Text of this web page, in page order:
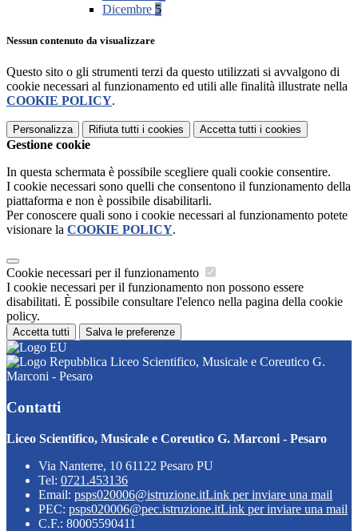
Dicembre 5
Nessun contenuto da visualizzare
Questo sito o gli strumenti terzi da questo utilizzati si avvalgono di
cookie necessari al funzionamento ed utili alle finalità illustrate nella
COOKIE POLICY.
Personalizza Rifiuta tutti i cookies Accetta tutti i cookies
Gestione cookie
In questa schermata è possibile scegliere quali cookie consentire.
I cookie necessari sono quelli che consentono il funzionamento della
piattaforma e non è possibile disabilitarli.
Per conoscere quali sono i cookie necessari al funzionamento potete
visionare la COOKIE POLICY.
Cookie necessari per il funzionamento
I cookie necessari per il funzionamento non possono essere
disabilitati. È possibile consultare l'elenco nella pagina della cookie
policy.
Accetta tutti Salva le preferenze
Liceo Scientifico, Musicale e Coreutico G.
Marconi - Pesaro
Contatti
Liceo Scientifico, Musicale e Coreutico G. Marconi - Pesaro
Via Nanterre, 10 61122 Pesaro PU
Tel: 0721.453136
Email: psps020006@istruzione.itLink per inviare una mail
PEC: psps020006@pec.istruzione.itLink per inviare una mail
C.F.: 80005590411